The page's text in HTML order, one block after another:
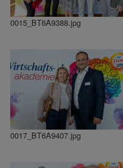
0015_BT6A9388.jpg
0017_BT6A9407.jpg